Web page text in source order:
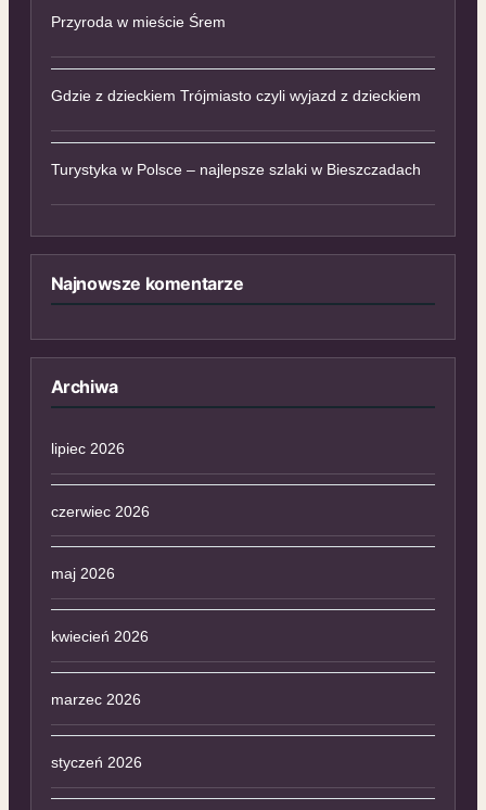
Przyroda w mieście Śrem
Gdzie z dzieckiem Trójmiasto czyli wyjazd z dzieckiem
Turystyka w Polsce – najlepsze szlaki w Bieszczadach
Najnowsze komentarze
Archiwa
lipiec 2026
czerwiec 2026
maj 2026
kwiecień 2026
marzec 2026
styczeń 2026